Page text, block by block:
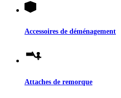
Accessoires de déménagement
Attaches de remorque